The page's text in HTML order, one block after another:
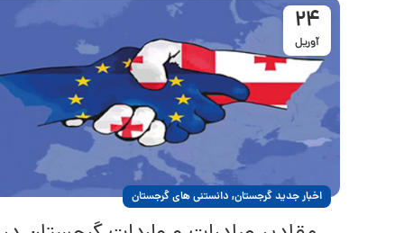
24
آوریل
اخبار جدید گرجستان, دانستنی های گرجستان